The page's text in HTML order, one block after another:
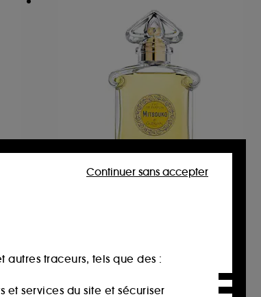
GUERLAIN
Prix d'origine : 169,00€
autres traceurs, tels que des :
services du site et sécuriser
Continuer sans accepter